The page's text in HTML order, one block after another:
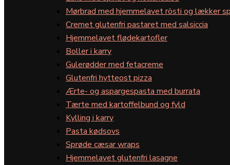
Mørbrad med hjemmelavet rösti og lækker
Cremet glutenfri pastaret med salsiccia
Hjemmelavet flødekartofler
Boller i karry
Gulerødder med fetacreme
Glutenfri hytteost pizza
Ærte- og aspargespasta med burrata
Tærte med kartoffelbund og fyld
Kylling i karry
Pasta kødsovs
Sprøde cæsar wraps
Hjemmelavet glutenfri lasagne